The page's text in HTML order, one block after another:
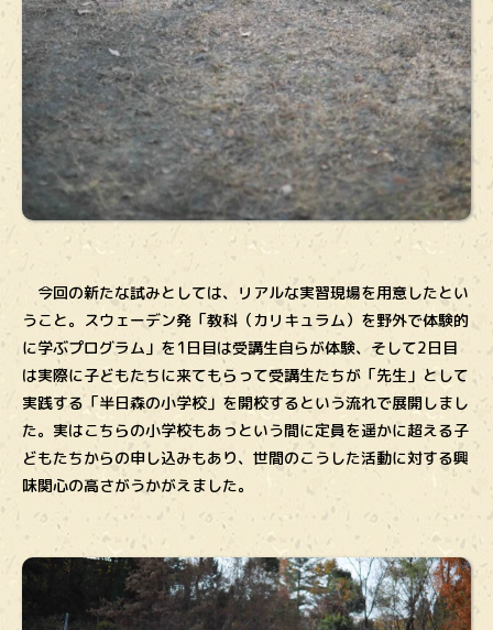
今回の新たな試みとしては、リアルな実習現場を用意したとい
うこと。スウェーデン発「教科（カリキュラム）を野外で体験的
に学ぶプログラム」を1日目は受講生自らが体験、そして2日目
は実際に子どもたちに来てもらって受講生たちが「先生」として
実践する「半日森の小学校」を開校するという流れで展開しまし
た。実はこちらの小学校もあっという間に定員を遥かに超える子
どもたちからの申し込みもあり、世間のこうした活動に対する興
味関心の高さがうかがえました。